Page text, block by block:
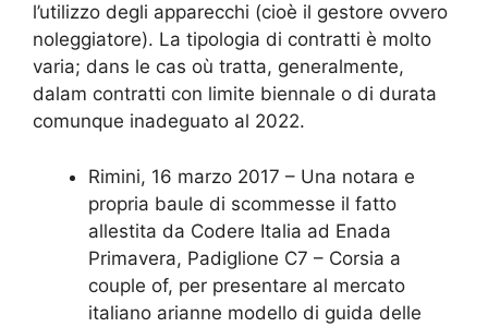
l’utilizzo degli apparecchi (cioè il gestore ovvero
noleggiatore). La tipologia di contratti è molto
varia; dans le cas où tratta, generalmente,
dalam contratti con limite biennale o di durata
comunque inadeguato al 2022.
Rimini, 16 marzo 2017 – Una notara e
propria baule di scommesse il fatto
allestita da Codere Italia ad Enada
Primavera, Padiglione C7 – Corsia a
couple of, per presentare al mercato
italiano arianne modello di guida delle